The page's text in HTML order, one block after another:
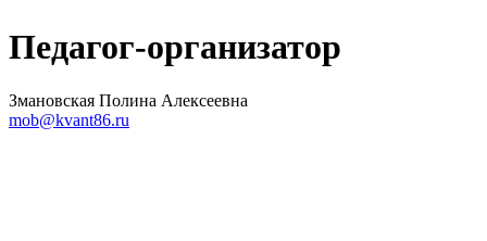
Педагог-организатор
Змановская Полина Алексеевна
mob@kvant86.ru